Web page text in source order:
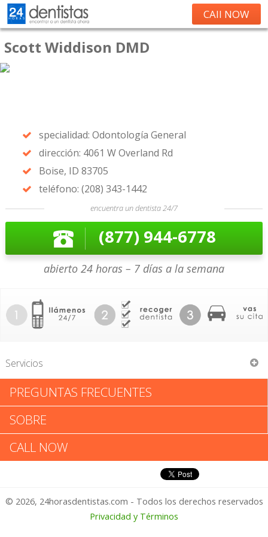
CAll NOW
Scott Widdison DMD
specialidad: Odontología General
dirección: 4061 W Overland Rd
Boise, ID 83705
teléfono: (208) 343-1442
encuentra un dentista 24/7
(877) 944-6778
abierto 24 horas – 7 días a la semana
Servicios
Scott Widdison DMD
Scott Widdison DMD: Califica
tu Experiencia
1 – No Feliz
PREGUNTAS FRECUENTES
SOBRE
CALL NOW
© 2026, 24horasdentistas.com - Todos los derechos reservados
Privacidad y Términos